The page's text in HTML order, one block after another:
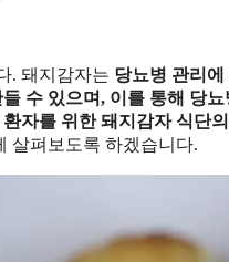
. 돼지감자는 당뇨병 관리
수 있으며, 이를 통해 당
자를 위한 돼지감자 식단
살펴보도록 하겠습니다.